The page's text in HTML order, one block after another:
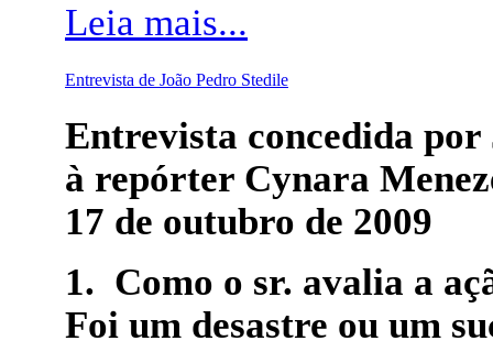
Leia mais...
Entrevista de João Pedro Stedile
Entrevista concedida
à repórter Cynara
17 de outubro de 2009
1. Como o sr. avalia a
Foi um desastre ou um